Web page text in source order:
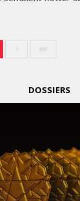
DOSSIERS